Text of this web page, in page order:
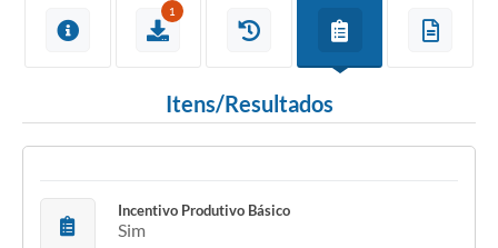
1
Itens/Resultados
Incentivo Produtivo Básico
Sim